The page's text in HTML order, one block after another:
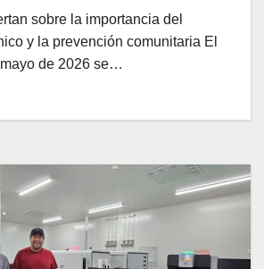
sobre la importancia del
y la prevención comunitaria El
de 2026 se…